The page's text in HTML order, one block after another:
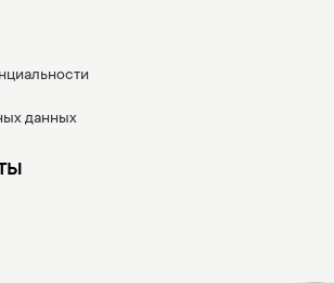
данных